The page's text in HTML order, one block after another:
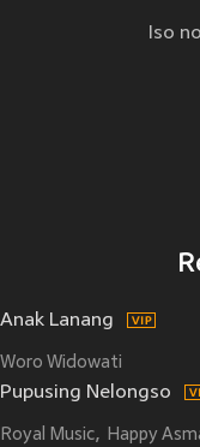
Iso
Anak Lanang
Woro Widowati
Pupusing Nelongso
Royal Music Happy